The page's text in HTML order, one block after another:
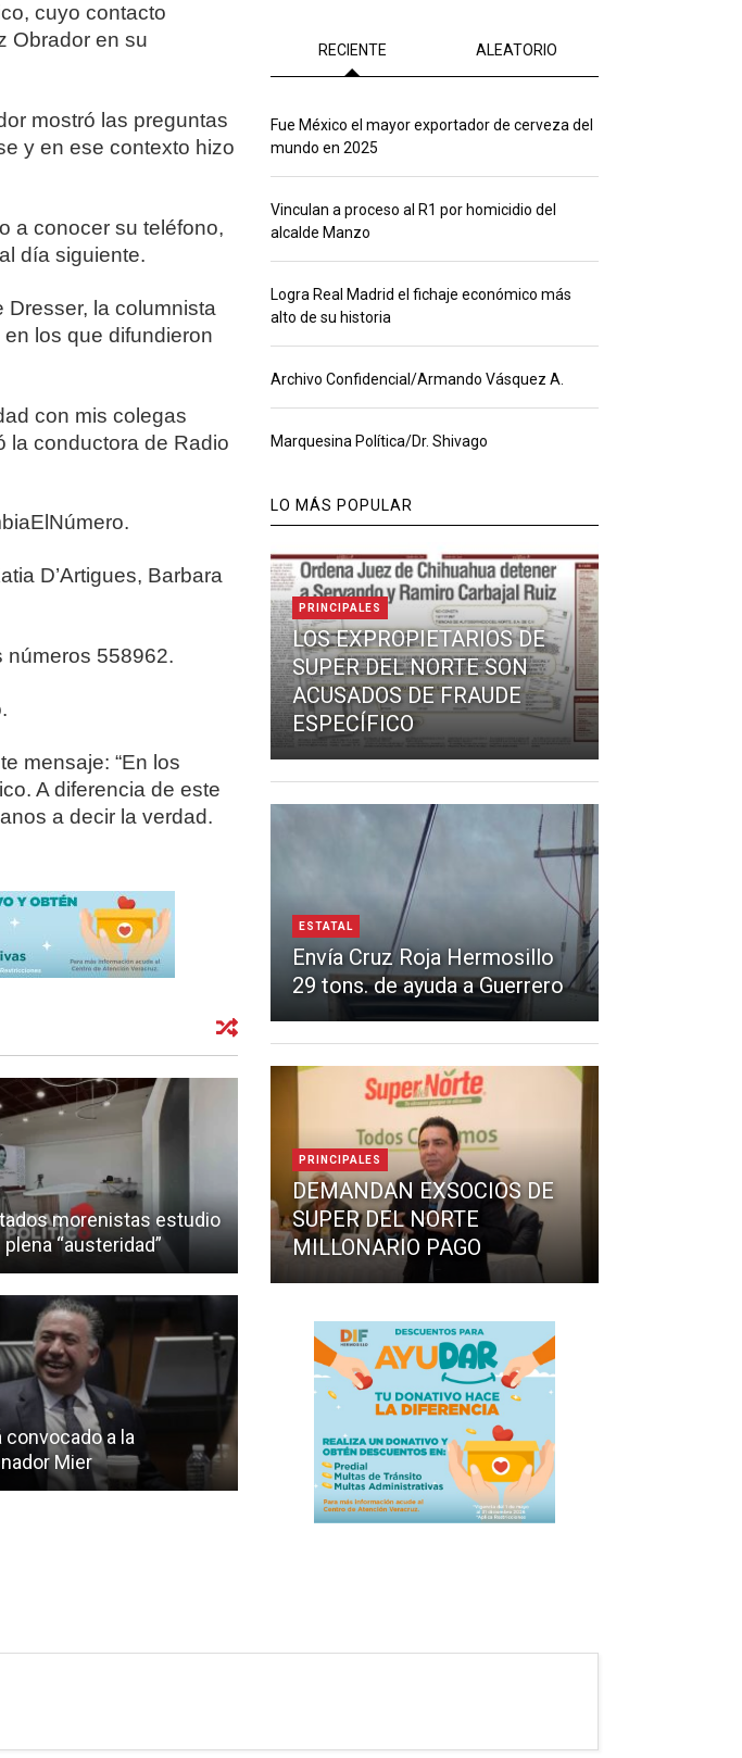
cuyo contacto
Obrador en su
mostró las preguntas
y en ese contexto hizo
a conocer su teléfono,
día siguiente.
la columnista
los que difundieron
con mis colegas
la conductora de Radio
D’Artigues, Barbara
números 558962.
mensaje: “En los
A diferencia de este
a decir la verdad.
morenistas estudio
“austeridad”
a la
Mier
RECIENTE ALEATORIO
Fue México el mayor exportador de cerveza del
mundo en 2025
Vinculan a proceso al R1 por homicidio del
alcalde Manzo
Logra Real Madrid el fichaje económico más
alto de su historia
Archivo Confidencial/Armando Vásquez A.
Marquesina Política/Dr. Shivago
LO MÁS POPULAR
PRINCIPALES
LOS EXPROPIETARIOS DE
SUPER DEL NORTE SON
ACUSADOS DE FRAUDE
ESPECÍFICO
ESTATAL
Envía Cruz Roja Hermosillo
29 tons. de ayuda a Guerrero
PRINCIPALES
DEMANDAN EXSOCIOS DE
SUPER DEL NORTE
MILLONARIO PAGO